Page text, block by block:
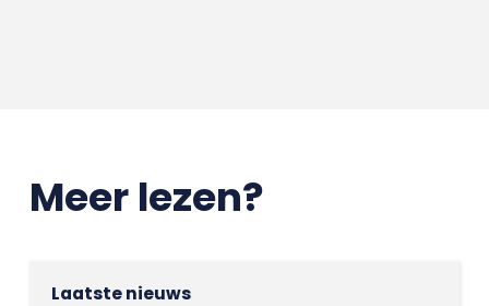
Meer lezen?
Laatste nieuws